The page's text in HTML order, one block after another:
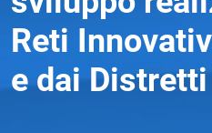
Reti
e dai